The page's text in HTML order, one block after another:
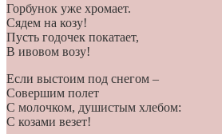
Горбунок уже хромает.
Сядем на козу!
Пусть годочек покатает,
В ивовом возу!
Если выстоим под снегом –
Совершим полет
С молочком, душистым хлебом:
С козами везет!